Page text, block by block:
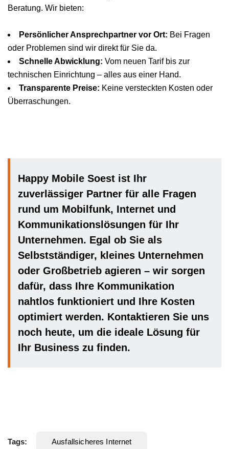
Beratung. Wir bieten:
Persönlicher Ansprechpartner vor Ort: Bei Fragen
oder Problemen sind wir direkt für Sie da.
Schnelle Abwicklung: Vom neuen Tarif bis zur
technischen Einrichtung – alles aus einer Hand.
Transparente Preise: Keine versteckten Kosten oder
Überraschungen.
Happy Mobile Soest ist Ihr
zuverlässiger Partner für alle Fragen
rund um Mobilfunk, Internet und
Kommunikationslösungen für Ihr
Unternehmen. Egal ob Sie als
Selbstständiger, kleines Unternehmen
oder Großbetrieb agieren – wir sorgen
dafür, dass Ihre Kommunikation
nahtlos funktioniert und Ihre Kosten
optimiert werden. Kontaktieren Sie uns
noch heute, um die ideale Lösung für
Ihr Business zu finden.
Tags: Ausfallsicheres Internet